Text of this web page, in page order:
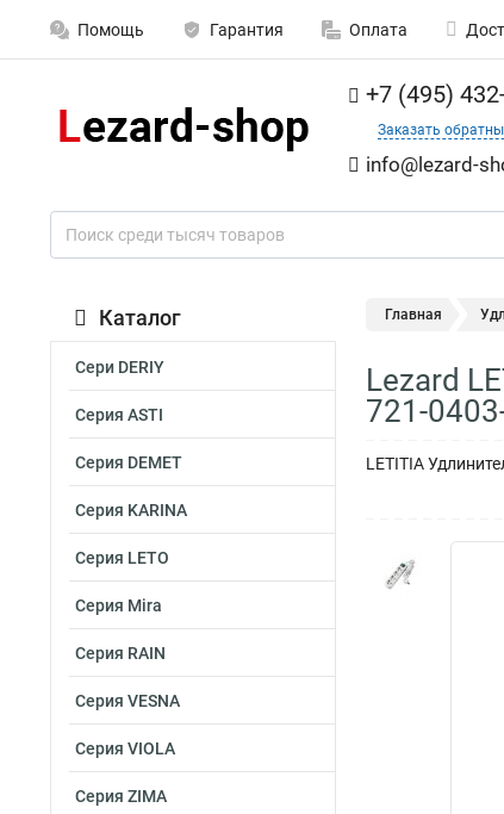
Помощь Гарантия Оплата
+7 (495)
Заказать
info@lezard-
Каталог
Сери DERIY
Серия ASTI
Серия DEMET
Серия KARINA
Серия LETO
Серия Mira
Серия RAIN
Серия VESNA
Серия VIOLA
Серия ZIMA
Главная
Lezard
721-
LETITIA